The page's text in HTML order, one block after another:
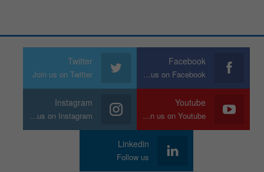
Facebook
Join us on Facebook
Twitter
Join us on Twitter
Youtube
Join us on Youtube
Instagram
Join us on Instagram
Linkedin
Follow us